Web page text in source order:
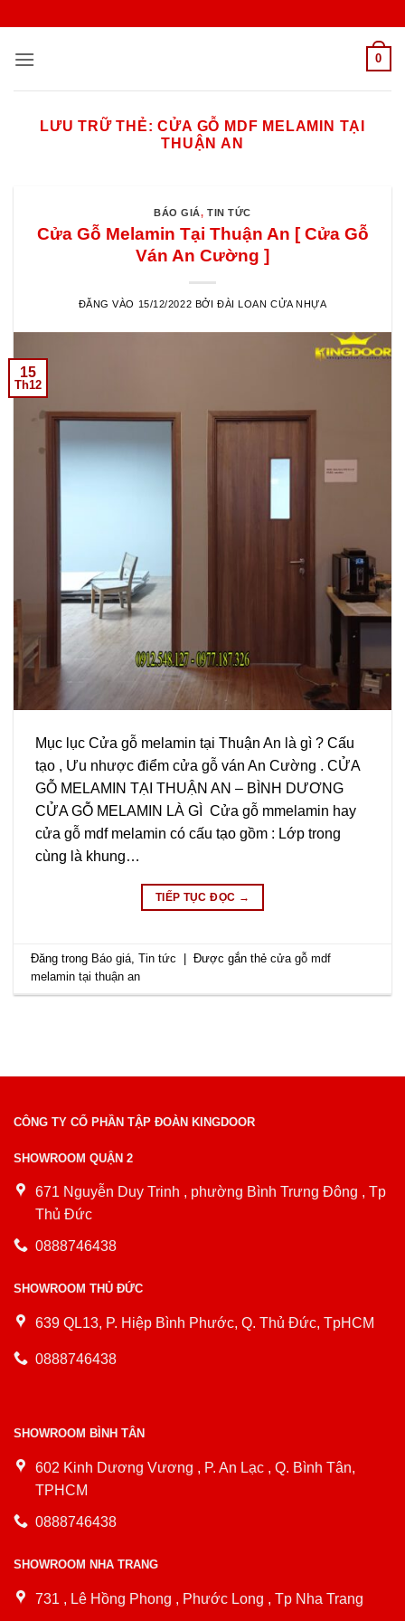
nội
0
LƯU TRỮ THẺ:CỬA GỖ MDF MELAMIN TẠI
THUẬN AN
BÁO GIÁ,TIN TỨC
Cửa Gỗ Melamin Tại Thuận An [ Cửa Gỗ
Ván An Cường ]
ĐĂNG VÀO 15/12/2022 BỞI ĐÀI LOAN CỬA NHỰA
15
Th12
Mục lục Cửa gỗ melamin tại Thuận An là gì ? Cấu
tạo , Ưu nhược điểm cửa gỗ ván An Cường . CỬA
GỖ MELAMIN TẠI THUẬN AN – BÌNH DƯƠNG
CỬA GỖ MELAMIN LÀ GÌ Cửa gỗ mmelamin hay
cửa gỗ mdf melamin có cấu tạo gồm : Lớp trong
cùng là khung…
TIẾP TỤC ĐỌC →
Đăng trong Báo giá ,Tin tức Được gắn thẻcửa gỗ mdf
melamin tại thuận an
CÔNG TY CỔ PHẦN TẬP ĐOÀN KINGDOOR
SHOWROOM QUẬN 2
671 Nguyễn Duy Trinh , phường Bình Trưng Đông , Tp
Thủ Đức
0888746438
SHOWROOM THỦ ĐỨC
639 QL13, P. Hiệp Bình Phước, Q. Thủ Đức, TpHCM
0888746438
SHOWROOM BÌNH TÂN
602 Kinh Dương Vương , P. An Lạc , Q. Bình Tân,
TPHCM
0888746438
SHOWROOM NHA TRANG
731 , Lê Hồng Phong , Phước Long , Tp Nha Trang